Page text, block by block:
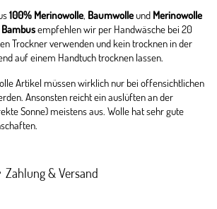
100% Merinowolle, Baumwolleund Merinowolle
Bambusempfehlen wir per Handwäsche bei 20
Trockner verwenden und kein trocknen in der
auf einem Handtuch trocknen lassen.
Artikel müssen wirklich nur bei offensichtlichen
Ansonsten reicht ein auslüften an der
Sonne) meistens aus. Wolle hat sehr gute
Zahlung & Versand